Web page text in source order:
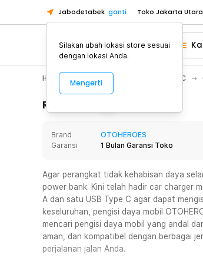
Jabodetabek ganti Toko Jakarta Utara
Toko Tangerang
Toko Cikupa
Pick n Go Jakarta
Pick n Go Bekasi
Toko Jakarta Barat
Toko Tangerang
Toko Cikupa
Pick n Go Jakarta
Pick n Go Bekasi
Pick n Go Depok
Hobby Mobil Car Inverter DC-AC
Rincian Produk
Brand
OTOHEROES
Garansi
1 Bulan Garansi Toko
Agar perangkat tidak kehabisan daya
power bank. Kini telah hadir car charger
A dan satu USB Type C agar dapat
keseluruhan, pengisi daya mobil
mencari pengisi daya mobil yang andal
aman, dan kompatibel dengan berbagai
perjalanan jalan Anda.
Silakan ubah lokasi store sesuai
dengan lokasi Anda.
Mengerti